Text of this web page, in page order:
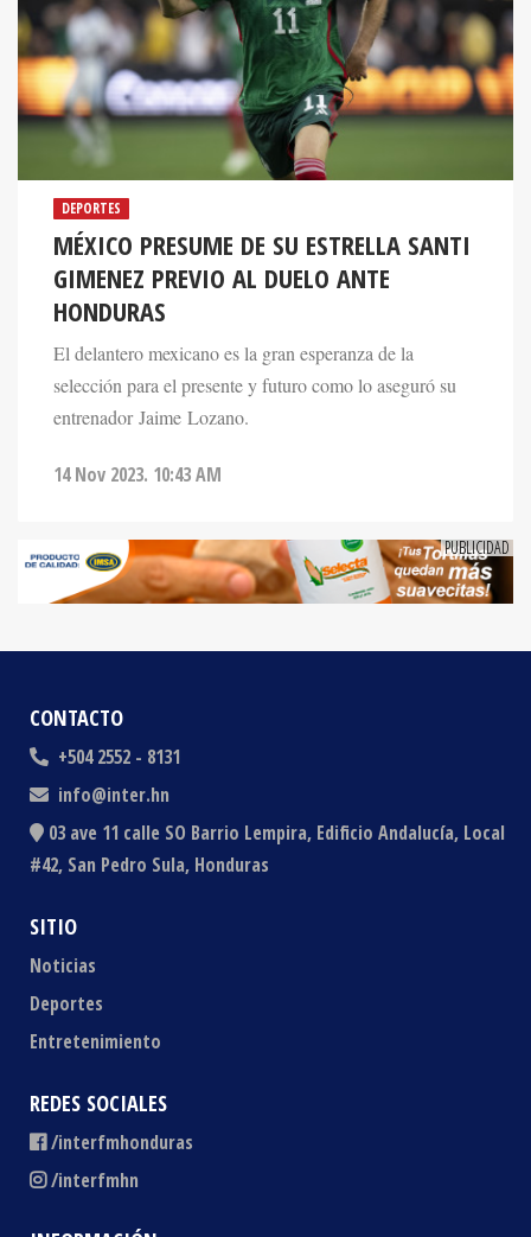
MÉXICO PRESUME DE SU ESTRELLA SANTI
GIMENEZ PREVIO AL DUELO ANTE
HONDURAS
El delantero mexicano es la gran esperanza de la
selección para el presente y futuro como lo aseguró su
entrenador Jaime Lozano.
CONTACTO
+504 2552 - 8131
info@inter.hn
03 ave 11 calle SO Barrio Lempira, Edificio Andalucía, Local
#42, San Pedro Sula, Honduras
SITIO
Noticias
Deportes
Entretenimiento
REDES SOCIALES
/interfmhonduras
/interfmhn